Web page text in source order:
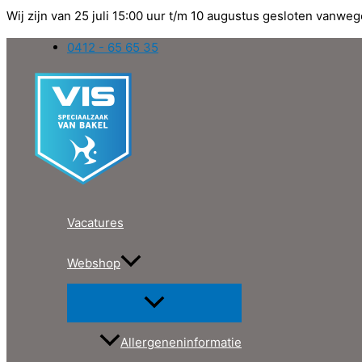
Wij zijn van 25 juli 15:00 uur t/m 10 augustus gesloten
Ga
0412 - 65 65 35
Vacatures
Webshop
Allergeneninformatie